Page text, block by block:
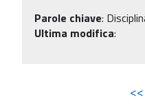
Parole chiave:
Ultima modifica:
<<